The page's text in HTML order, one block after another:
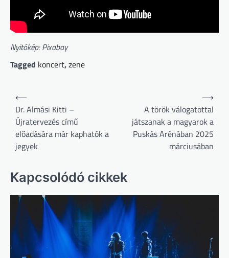
Nyitókép: Pixabay
Tagged koncert,zene
Bejegyzés
navigáció
⟵
Dr. Almási Kitti –
Újratervezés című
előadására már kaphatók a
jegyek
A török válogatottal
játszanak a magyarok a
Puskás Arénában 2025
márciusában
⟶
Kapcsolódó cikkek